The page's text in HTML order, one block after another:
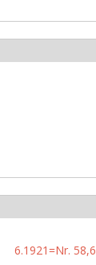
6.1921=Nr. 58,6